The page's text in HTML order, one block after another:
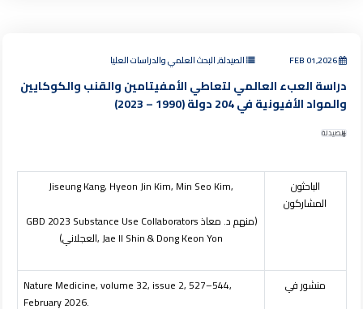
FEB 01,2026 الصيدلة, البحث العلمي والدراسات العليا
دراسة العبء العالمي لتعاطي الأمفيتامين والقنب والكوكايين
والمواد الأفيونية في 204 دولة (1990 – 2023)
الصيدلة
الباحثون
المشاركون
Jiseung Kang, Hyeon Jin Kim, Min Seo Kim,
GBD 2023 Substance Use Collaborators(منهم د. معاذ
العجلاني), Jae Il Shin & Dong Keon Yon
منشور في
Nature Medicine, volume 32, issue 2, 527–544,
February 2026.